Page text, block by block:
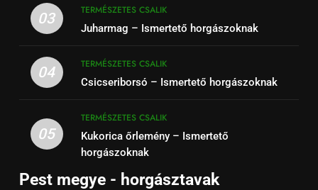
03
TERMÉSZETES CSALIK
Juharmag – Ismertető horgászoknak
04
TERMÉSZETES CSALIK
Csicseriborsó – Ismertető horgászoknak
05
TERMÉSZETES CSALIK
Kukorica őrlemény – Ismertető
horgászoknak
Pest megye - horgásztavak